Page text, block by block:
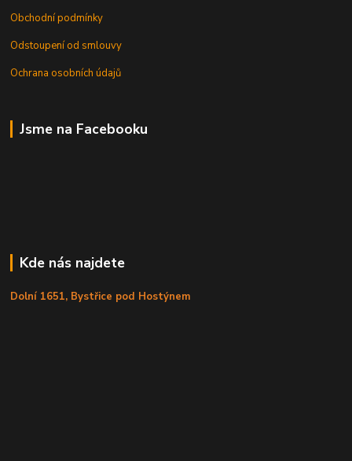
Obchodní podmínky
Odstoupení od smlouvy
Ochrana osobních údajů
Jsme na Facebooku
Kde nás najdete
Dolní 1651, Bystřice pod Hostýnem